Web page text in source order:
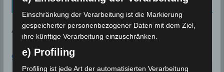
Kalenderblatt Neu
AN DIESEM TAG:
9. AUGUST
Einschränkung der Verarbeitung ist die Markierung
gespeicherter personenbezogener Daten mit dem Ziel,
ihre künftige Verarbeitung einzuschränken.
e) Profiling
Profiling ist jede Art der automatisierten Verarbeitung